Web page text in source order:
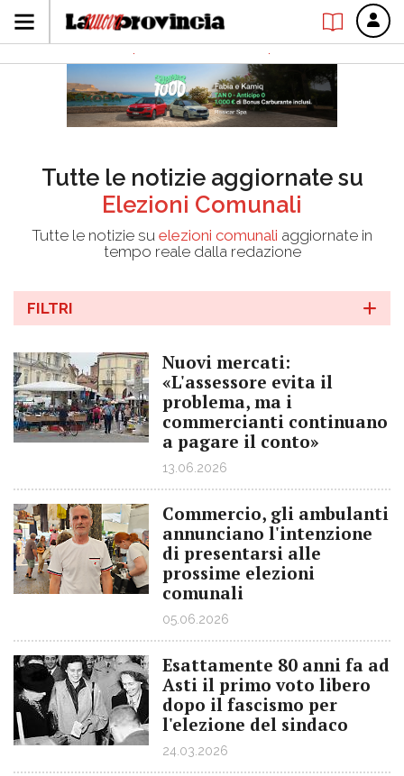
Tutte le notizie aggiornate su
Elezioni Comunali
Tutte le notizie su elezioni comunali aggiornate in
tempo reale dalla redazione
FILTRI
Nuovi mercati:
«L'assessore evita il
problema, ma i
commercianti continuano
a pagare il conto»
13.06.2026
Commercio, gli ambulanti
annunciano l'intenzione
di presentarsi alle
prossime elezioni
comunali
05.06.2026
Esattamente 80 anni fa ad
Asti il primo voto libero
dopo il fascismo per
l'elezione del sindaco
24.03.2026